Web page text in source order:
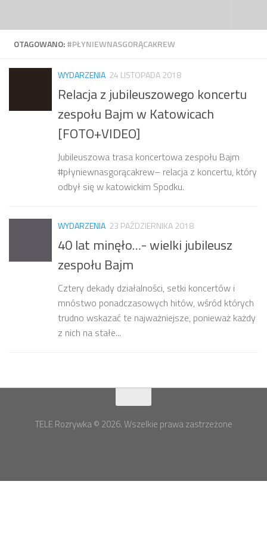
OTAGOWANO:#PŁYNIEWNASGORĄCAKREW
WYDARZENIA 24 LISTOPADA 2018
Relacja z jubileuszowego koncertu
zespołu Bajm w Katowicach
[FOTO+VIDEO]
Jubileuszowa trasa koncertowa zespołu Bajm
#płyniewnasgorącakrew– relacja z koncertu, który
odbył się w katowickim Spodku.
WYDARZENIA 23 PAŹDZIERNIKA 2018
40 lat minęło…- wielki jubileusz
zespołu Bajm
Cztery dekady działalności, setki koncertów i
mnóstwo ponadczasowych hitów, wśród których
trudno wskazać te najważniejsze, ponieważ każdy
z nich na stałe...
TELE Rozrywka © 2026. Wszelkie prawa zastrzeżone